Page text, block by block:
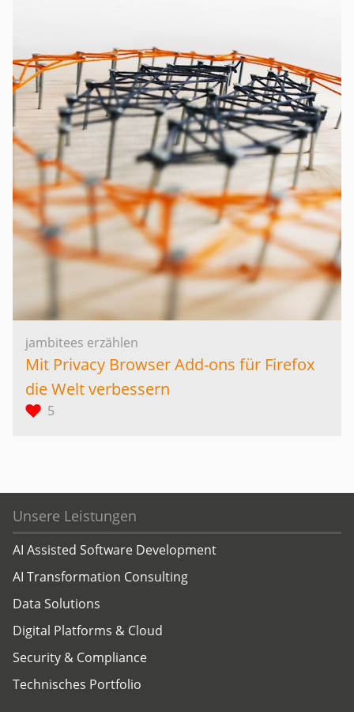
jambitees erzählen
Mit Privacy Browser Add-ons für Firefox
die Welt verbessern
5
Unsere Leistungen
AI Assisted Software Development
AI Transformation Consulting
Data Solutions
Digital Platforms & Cloud
Security & Compliance
Technisches Portfolio